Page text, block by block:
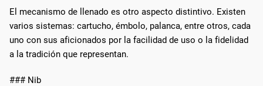
El mecanismo de llenado es otro aspecto distintivo. Existen
varios sistemas: cartucho, émbolo, palanca, entre otros, cada
uno con sus aficionados por la facilidad de uso o la fidelidad
a la tradición que representan.
### Nib